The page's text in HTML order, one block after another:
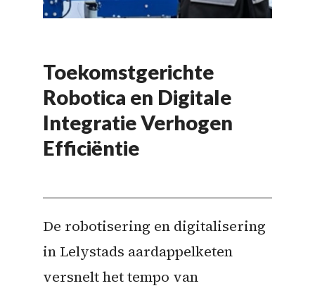
Toekomstgerichte
Robotica en Digitale
Integratie Verhogen
Efficiëntie
De robotisering en digitalisering
in Lelystads aardappelketen
versnelt het tempo van